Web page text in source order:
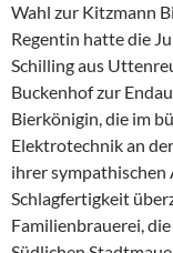
Wahl zur Kitzmann
Regentin hatte die
Schilling aus
Buckenhof zur
Bierkönigin, die im
Elektrotechnik an
ihrer sympathischen
Schlagfertigkeit
Familienbrauerei,